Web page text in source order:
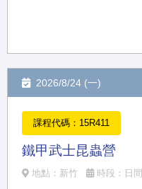
2026/8/24 (一)
課程代碼：15R411
鐵甲武士昆蟲營
地點：新竹 時段：日間